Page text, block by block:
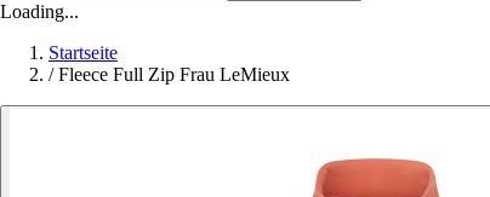
Loading...
Startseite
/ Fleece Full Zip Frau LeMieux